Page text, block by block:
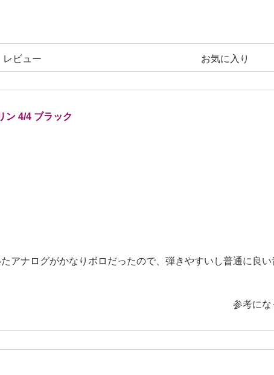
レビュー お気に入り
ン 4/4 ブラック
アナログがかなりボロだったので、弾きやすいし普通に良い
参考にな